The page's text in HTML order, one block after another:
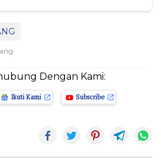
Dengan Kami:
Ikuti Kami Subscribe